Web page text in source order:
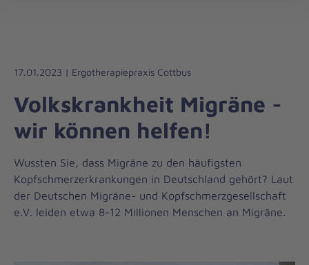
Liebe
Leben
17.01.2023 | Ergotherapiepraxis Cottbus
Volkskrankheit Migräne -
wir können helfen!
Wussten Sie, dass Migräne zu den häufigsten
Kopfschmerzerkrankungen in Deutschland gehört? Laut
der Deutschen Migräne- und Kopfschmerzgesellschaft
e.V. leiden etwa 8-12 Millionen Menschen an Migräne.